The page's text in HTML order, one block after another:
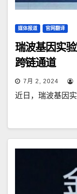
媒体报道 官网翻译
瑞波基因实
跨链通道
7月 2, 2024
近日，瑞波基因